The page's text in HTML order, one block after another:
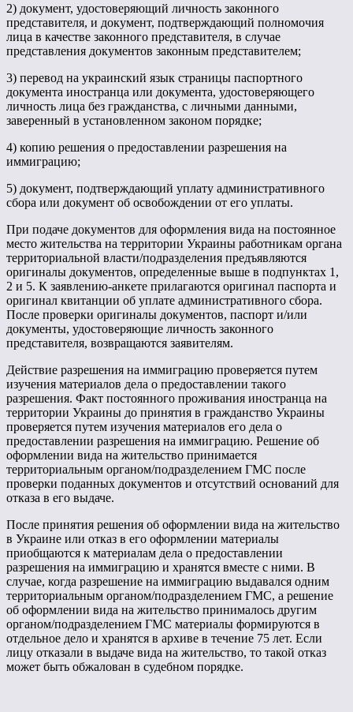
2) документ, удостоверяющий личность законного
представителя, и документ, подтверждающий полномочия
лица в качестве законного представителя, в случае
представления документов законным представителем;
3) перевод на украинский язык страницы паспортного
документа иностранца или документа, удостоверяющего
личность лица без гражданства, с личными данными,
заверенный в установленном законом порядке;
4) копию решения о предоставлении разрешения на
иммиграцию;
5) документ, подтверждающий уплату административного
сбора или документ об освобождении от его уплаты.
При подаче документов для оформления вида на постоянное
место жительства на территории Украины работникам органа
территориальной власти/подразделения предъявляются
оригиналы документов, определенные выше в подпунктах 1,
2 и 5. К заявлению-анкете прилагаются оригинал паспорта и
оригинал квитанции об уплате административного сбора.
После проверки оригиналы документов, паспорт и/или
документы, удостоверяющие личность законного
представителя, возвращаются заявителям.
Действие разрешения на иммиграцию проверяется путем
изучения материалов дела о предоставлении такого
разрешения. Факт постоянного проживания иностранца на
территории Украины до принятия в гражданство Украины
проверяется путем изучения материалов его дела о
предоставлении разрешения на иммиграцию. Решение об
оформлении вида на жительство принимается
территориальным органом/подразделением ГМС после
проверки поданных документов и отсутствий оснований для
отказа в его выдаче.
После принятия решения об оформлении вида на жительство
в Украине или отказ в его оформлении материалы
приобщаются к материалам дела о предоставлении
разрешения на иммиграцию и хранятся вместе с ними. В
случае, когда разрешение на иммиграцию выдавался одним
территориальным органом/подразделением ГМС, а решение
об оформлении вида на жительство принималось другим
органом/подразделением ГМС материалы формируются в
отдельное дело и хранятся в архиве в течение 75 лет. Если
лицу отказали в выдаче вида на жительство, то такой отказ
может быть обжалован в судебном порядке.